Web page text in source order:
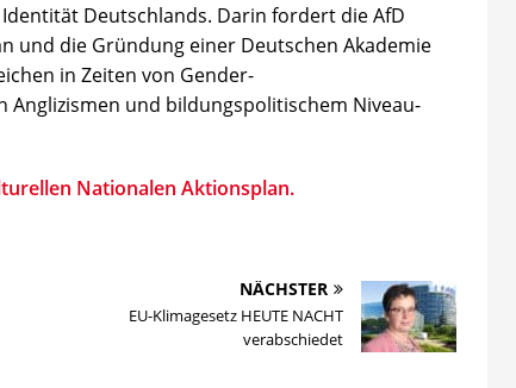
Deutschlands. Darin fordert die AfD
und die Gründung einer Deutschen Akademie
in Zeiten von Gender-
und bildungspolitischem Niveau-
Nationalen Aktionsplan.
NÄCHSTER
EU-Klimagesetz HEUTE NACHT
verabschiedet